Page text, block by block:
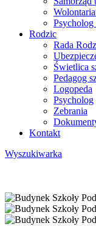
Rodzic
Rada
Świetlica
Pedagog
Logopeda
Psycholog
Zebrania
Kontakt
Wyszukiwarka